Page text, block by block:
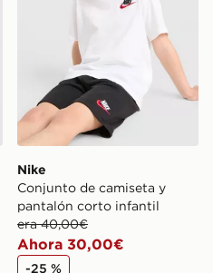
Nike
Conjunto de camiseta y
pantalón corto infantil
era 40,00€
Ahora 30,00€
-25 %